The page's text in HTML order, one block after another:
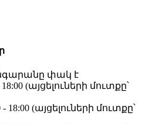
փակ է
18:00 (այցելուների մուտքը՝
- 18:00 (այցելուների մուտքը՝